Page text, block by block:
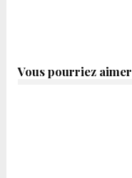
Vous pourriez aimer